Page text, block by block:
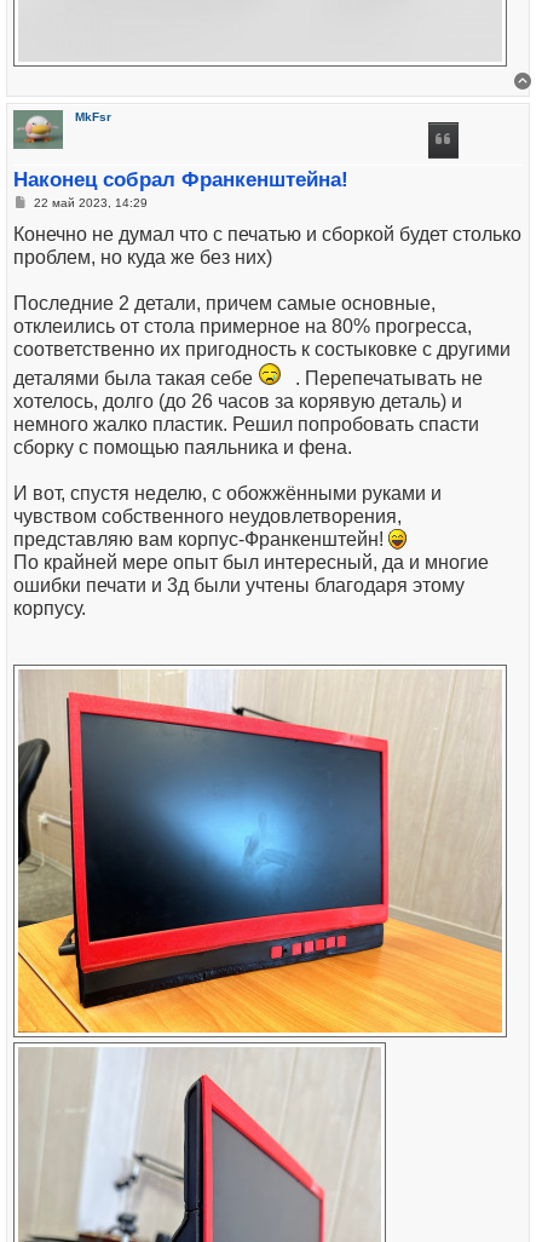
MkFsr
Наконец собрал Франкенштейна!
Сообщение
22 май 2023, 14:29
Конечно не думал что с печатью и сборкой будет столько
проблем, но куда же без них)
Последние 2 детали, причем самые основные,
отклеились от стола примерное на 80% прогресса,
соответственно их пригодность к состыковке с другими
деталями была такая себе
. Перепечатывать не
хотелось, долго (до 26 часов за корявую деталь) и
немного жалко пластик. Решил попробовать спасти
сборку с помощью паяльника и фена.
И вот, спустя неделю, с обожжёнными руками и
чувством собственного неудовлетворения,
представляю вам корпус-Франкенштейн!
По крайней мере опыт был интересный, да и многие
ошибки печати и 3д были учтены благодаря этому
корпусу.